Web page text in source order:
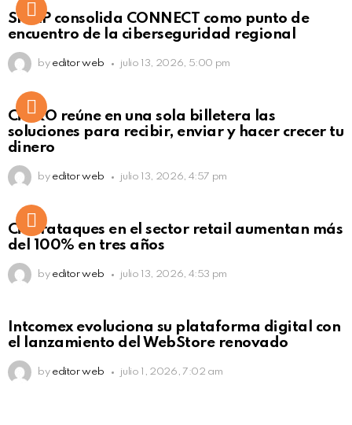
Click to view this post
SISAP consolida CONNECT como punto de
encuentro de la ciberseguridad regional
by editor web julio 13, 2026, 5:00 pm
Not Safe For Work
Click to view this post
CiNKO reúne en una sola billetera las
soluciones para recibir, enviar y hacer crecer tu
dinero
by editor web julio 13, 2026, 4:57 pm
Ciberataques en el sector retail aumentan más
del 100% en tres años
by editor web julio 13, 2026, 4:53 pm
Intcomex evoluciona su plataforma digital con
el lanzamiento del WebStore renovado
by editor web julio 1, 2026, 7:02 am